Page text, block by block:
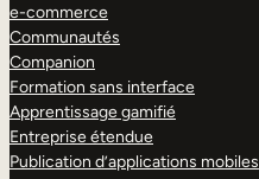
e-commerce
Communautés
Companion
Formation sans interface
Apprentissage gamifié
Entreprise étendue
Publication d’applications mobiles